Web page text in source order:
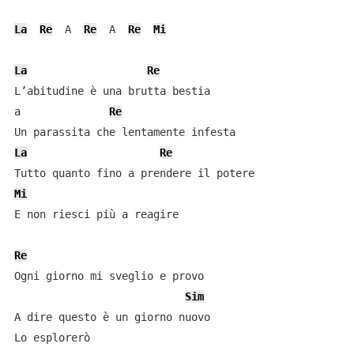
La Re
  A
Re
  A
Re Mi
La
Re
L’abitudine è una brutta bestia
a Re
Un parassita che lentamente infesta
La
Re
Tutto quanto fino a prendere il potere
Mi
E non riesci più a reagire
Re
Ogni giorno mi sveglio e provo
Sim
A dire questo è un giorno nuovo
Lo esplorerò